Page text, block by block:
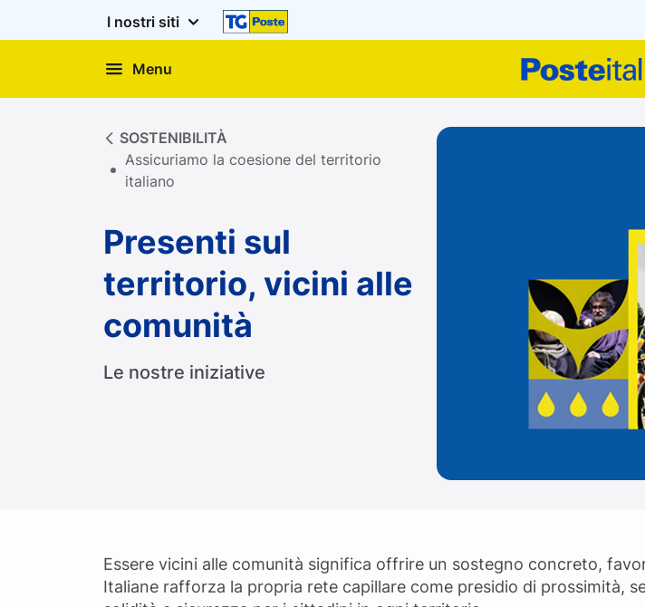
I nostri siti
Menu
Presenti sul territorio, vicini alle
SOSTENIBILITÀ
Assicuriamo la coesione del territorio
italiano
Presenti sul
territorio, vicini alle
comunità
Le nostre iniziative
Essere vicini alle comunità significa offrire un sostegno concreto,
Italiane rafforza la propria rete capillare come presidio di prossimità,